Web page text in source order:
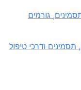
גורמים
ודרכי טיפול